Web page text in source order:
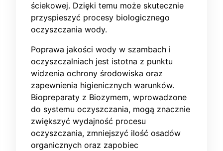
ściekowej. Dzięki temu może skutecznie
przyspieszyć procesy biologicznego
oczyszczania wody.
Poprawa jakości wody w szambach i
oczyszczalniach jest istotna z punktu
widzenia ochrony środowiska oraz
zapewnienia higienicznych warunków.
Biopreparaty z Biozymem, wprowadzone
do systemu oczyszczania, mogą znacznie
zwiększyć wydajność procesu
oczyszczania, zmniejszyć ilość osadów
organicznych oraz zapobiec